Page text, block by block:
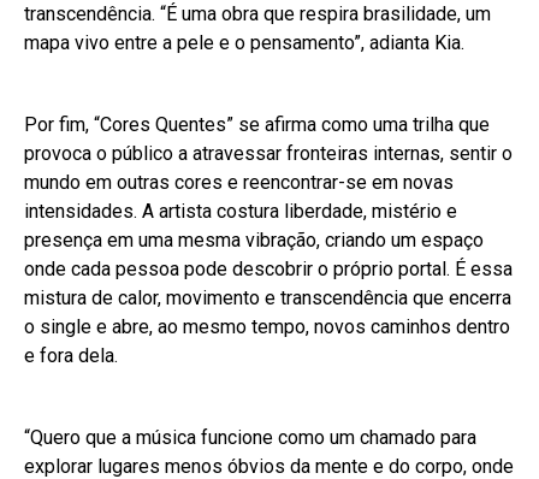
transcendência. “É uma obra que respira brasilidade, um
mapa vivo entre a pele e o pensamento”, adianta Kia.
Por fim, “Cores Quentes” se afirma como uma trilha que
provoca o público a atravessar fronteiras internas, sentir o
mundo em outras cores e reencontrar-se em novas
intensidades. A artista costura liberdade, mistério e
presença em uma mesma vibração, criando um espaço
onde cada pessoa pode descobrir o próprio portal. É essa
mistura de calor, movimento e transcendência que encerra
o single e abre, ao mesmo tempo, novos caminhos dentro
e fora dela.
“Quero que a música funcione como um chamado para
explorar lugares menos óbvios da mente e do corpo, onde